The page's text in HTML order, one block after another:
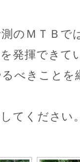
のＭＴＢで
発揮できて
べきことを
てください